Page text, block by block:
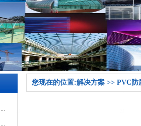
您现在的位置:解决方案 >> PVC防